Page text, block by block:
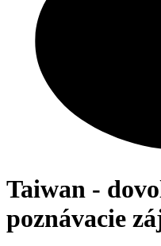
Taiwan -
poznávacie